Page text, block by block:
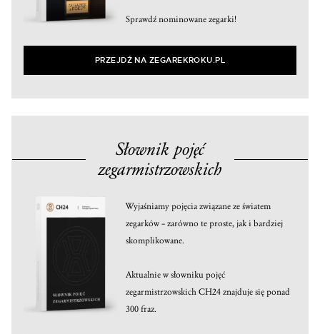
Sprawdź nominowane zegarki!
PRZEJDŹ NA ZEGAREKROKU.PL
Słownik pojęć
zegarmistrzowskich
Wyjaśniamy pojęcia związane ze światem
zegarków – zarówno te proste, jak i bardziej
skomplikowane.
Aktualnie w słowniku pojęć
zegarmistrzowskich CH24 znajduje się ponad
300 fraz.